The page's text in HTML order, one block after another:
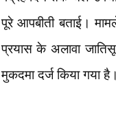
पूरे आपबीती बताई।
प्रयास के अलावा
मुकदमा दर्ज किया गया है।